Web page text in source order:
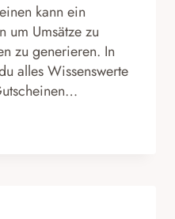
kann ein
um Umsätze zu
zu generieren. In
alles Wissenswerte